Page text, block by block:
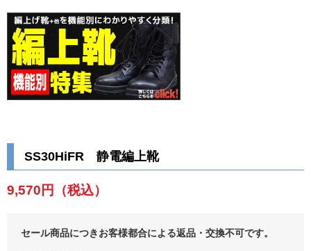
SS30HiFR 静電編上靴
9,570円 （税込）
セール商品につきお客様都合による返品・交換不可です。